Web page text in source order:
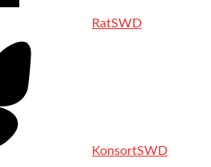
RatSWD
KonsortSWD